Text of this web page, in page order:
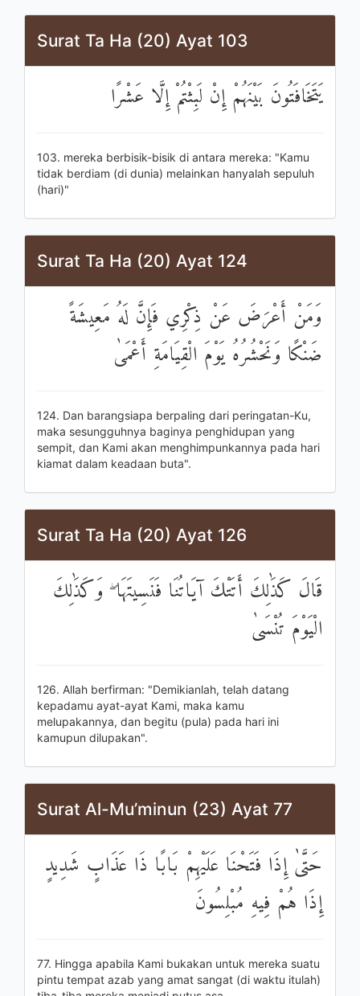
Surat Ta Ha (20) Ayat 103
يَتَخَافَتُونَ بَيْنَهُمْ إِنْ لَبِثْتُمْ إِلَّا عَشْرًا
103. mereka berbisik-bisik di antara mereka: "Kamu
tidak berdiam (di dunia) melainkan hanyalah sepuluh
(hari)"
Surat Ta Ha (20) Ayat 124
وَمَنْ أَعْرَضَ عَنْ ذِكْرِي فَإِنَّ لَهُ مَعِيشَةً
ضَنْكًا وَنَحْشُرُهُ يَوْمَ الْقِيَامَةِ أَعْمَىٰ
124. Dan barangsiapa berpaling dari peringatan-Ku,
maka sesungguhnya baginya penghidupan yang
sempit, dan Kami akan menghimpunkannya pada hari
kiamat dalam keadaan buta".
Surat Ta Ha (20) Ayat 126
قَالَ كَذَٰلِكَ أَتَتْكَ آيَاتُنَا فَنَسِيتَهَا ۖ وَكَذَٰلِكَ
الْيَوْمَ تُنْسَىٰ
126. Allah berfirman: "Demikianlah, telah datang
kepadamu ayat-ayat Kami, maka kamu
melupakannya, dan begitu (pula) pada hari ini
kamupun dilupakan".
Surat Al-Mu’minun (23) Ayat 77
حَتَّىٰ إِذَا فَتَحْنَا عَلَيْهِمْ بَابًا ذَا عَذَابٍ شَدِيدٍ
إِذَا هُمْ فِيهِ مُبْلِسُونَ
77. Hingga apabila Kami bukakan untuk mereka suatu
pintu tempat azab yang amat sangat (di waktu itulah)